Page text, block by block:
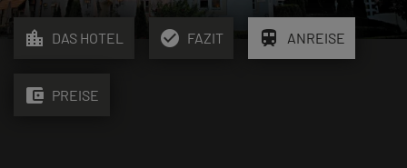
location_city DAS HOTEL check_circle FAZIT train ANREISE
account_balance_wallet PREISE